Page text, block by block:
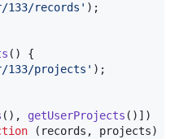
133/records' ) ;
( )
{
133/projects' ) ;
( ) , getUserProjects ( ) ] )
( records , projects)